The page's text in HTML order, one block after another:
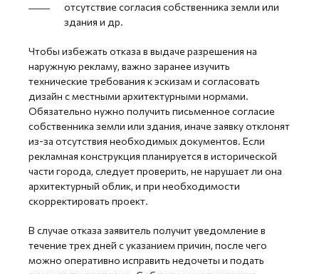
отсутствие согласия собственника земли или
здания и др.
Чтобы избежать отказа в выдаче разрешения на
наружную рекламу, важно заранее изучить
технические требования к эскизам и согласовать
дизайн с местными архитектурными нормами.
Обязательно нужно получить письменное согласие
собственника земли или здания, иначе заявку отклонят
из-за отсутствия необходимых документов. Если
рекламная конструкция планируется в исторической
части города, следует проверить, не нарушает ли она
архитектурный облик, и при необходимости
скорректировать проект.
В случае отказа заявитель получит уведомление в
течение трех дней с указанием причин, после чего
можно оперативно исправить недочеты и подать